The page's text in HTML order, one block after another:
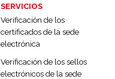
SERVICIOS
Verificación de los
certificados de la sede
electrónica
Verificación de los sellos
electrónicos de la sede